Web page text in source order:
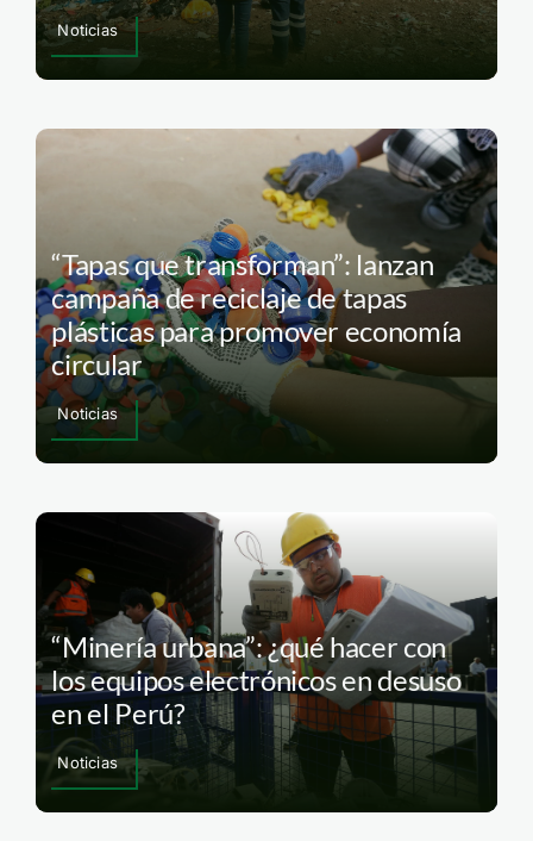
Noticias
“Tapas que transforman”: lanzan
campaña de reciclaje de tapas
plásticas para promover economía
circular
Noticias
“Minería urbana”: ¿qué hacer con
los equipos electrónicos en desuso
en el Perú?
Noticias